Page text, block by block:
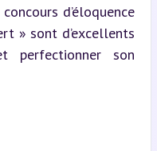
d’éloquence
» sont d’excellents
perfectionner son